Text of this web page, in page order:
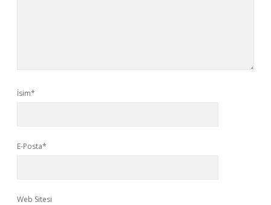
İsim*
E-Posta*
Web Sitesi